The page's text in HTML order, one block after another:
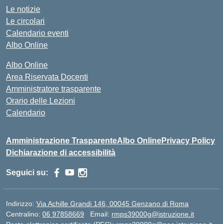
Le notizie
Le circolari
Calendario eventi
Albo Online
Albo Online
Area Riservata Docenti
Amministratore trasparente
Orario delle Lezioni
Calendario
Amministrazione TrasparenteAlbo OnlinePrivacy Policy
Dichiarazione di accessibilità
Seguici su:
Indirizzo: Via Achille Grandi 146, 00045 Genzano di Roma
Centralino: 06 97858669 Email: rmps39000g@istruzione.it